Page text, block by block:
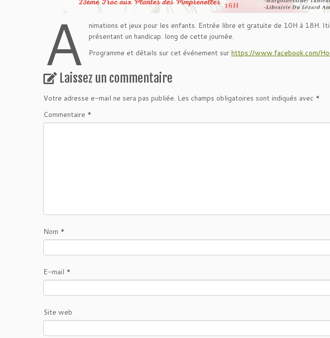
A
nimations et jeux pour les enfants. Entrée libre et gratuite de 10H à 18H.
présentant un handicap. long de cette journée.
Programme et détails sur cet événement sur https://www.facebook.com/
Laissez un commentaire
Votre adresse e-mail ne sera pas publiée. Les champs obligatoires sont indiqués avec *
Commentaire *
Nom *
E-mail *
Site web